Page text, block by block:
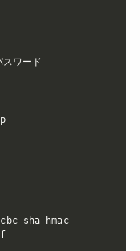
ワード
sha-hmac